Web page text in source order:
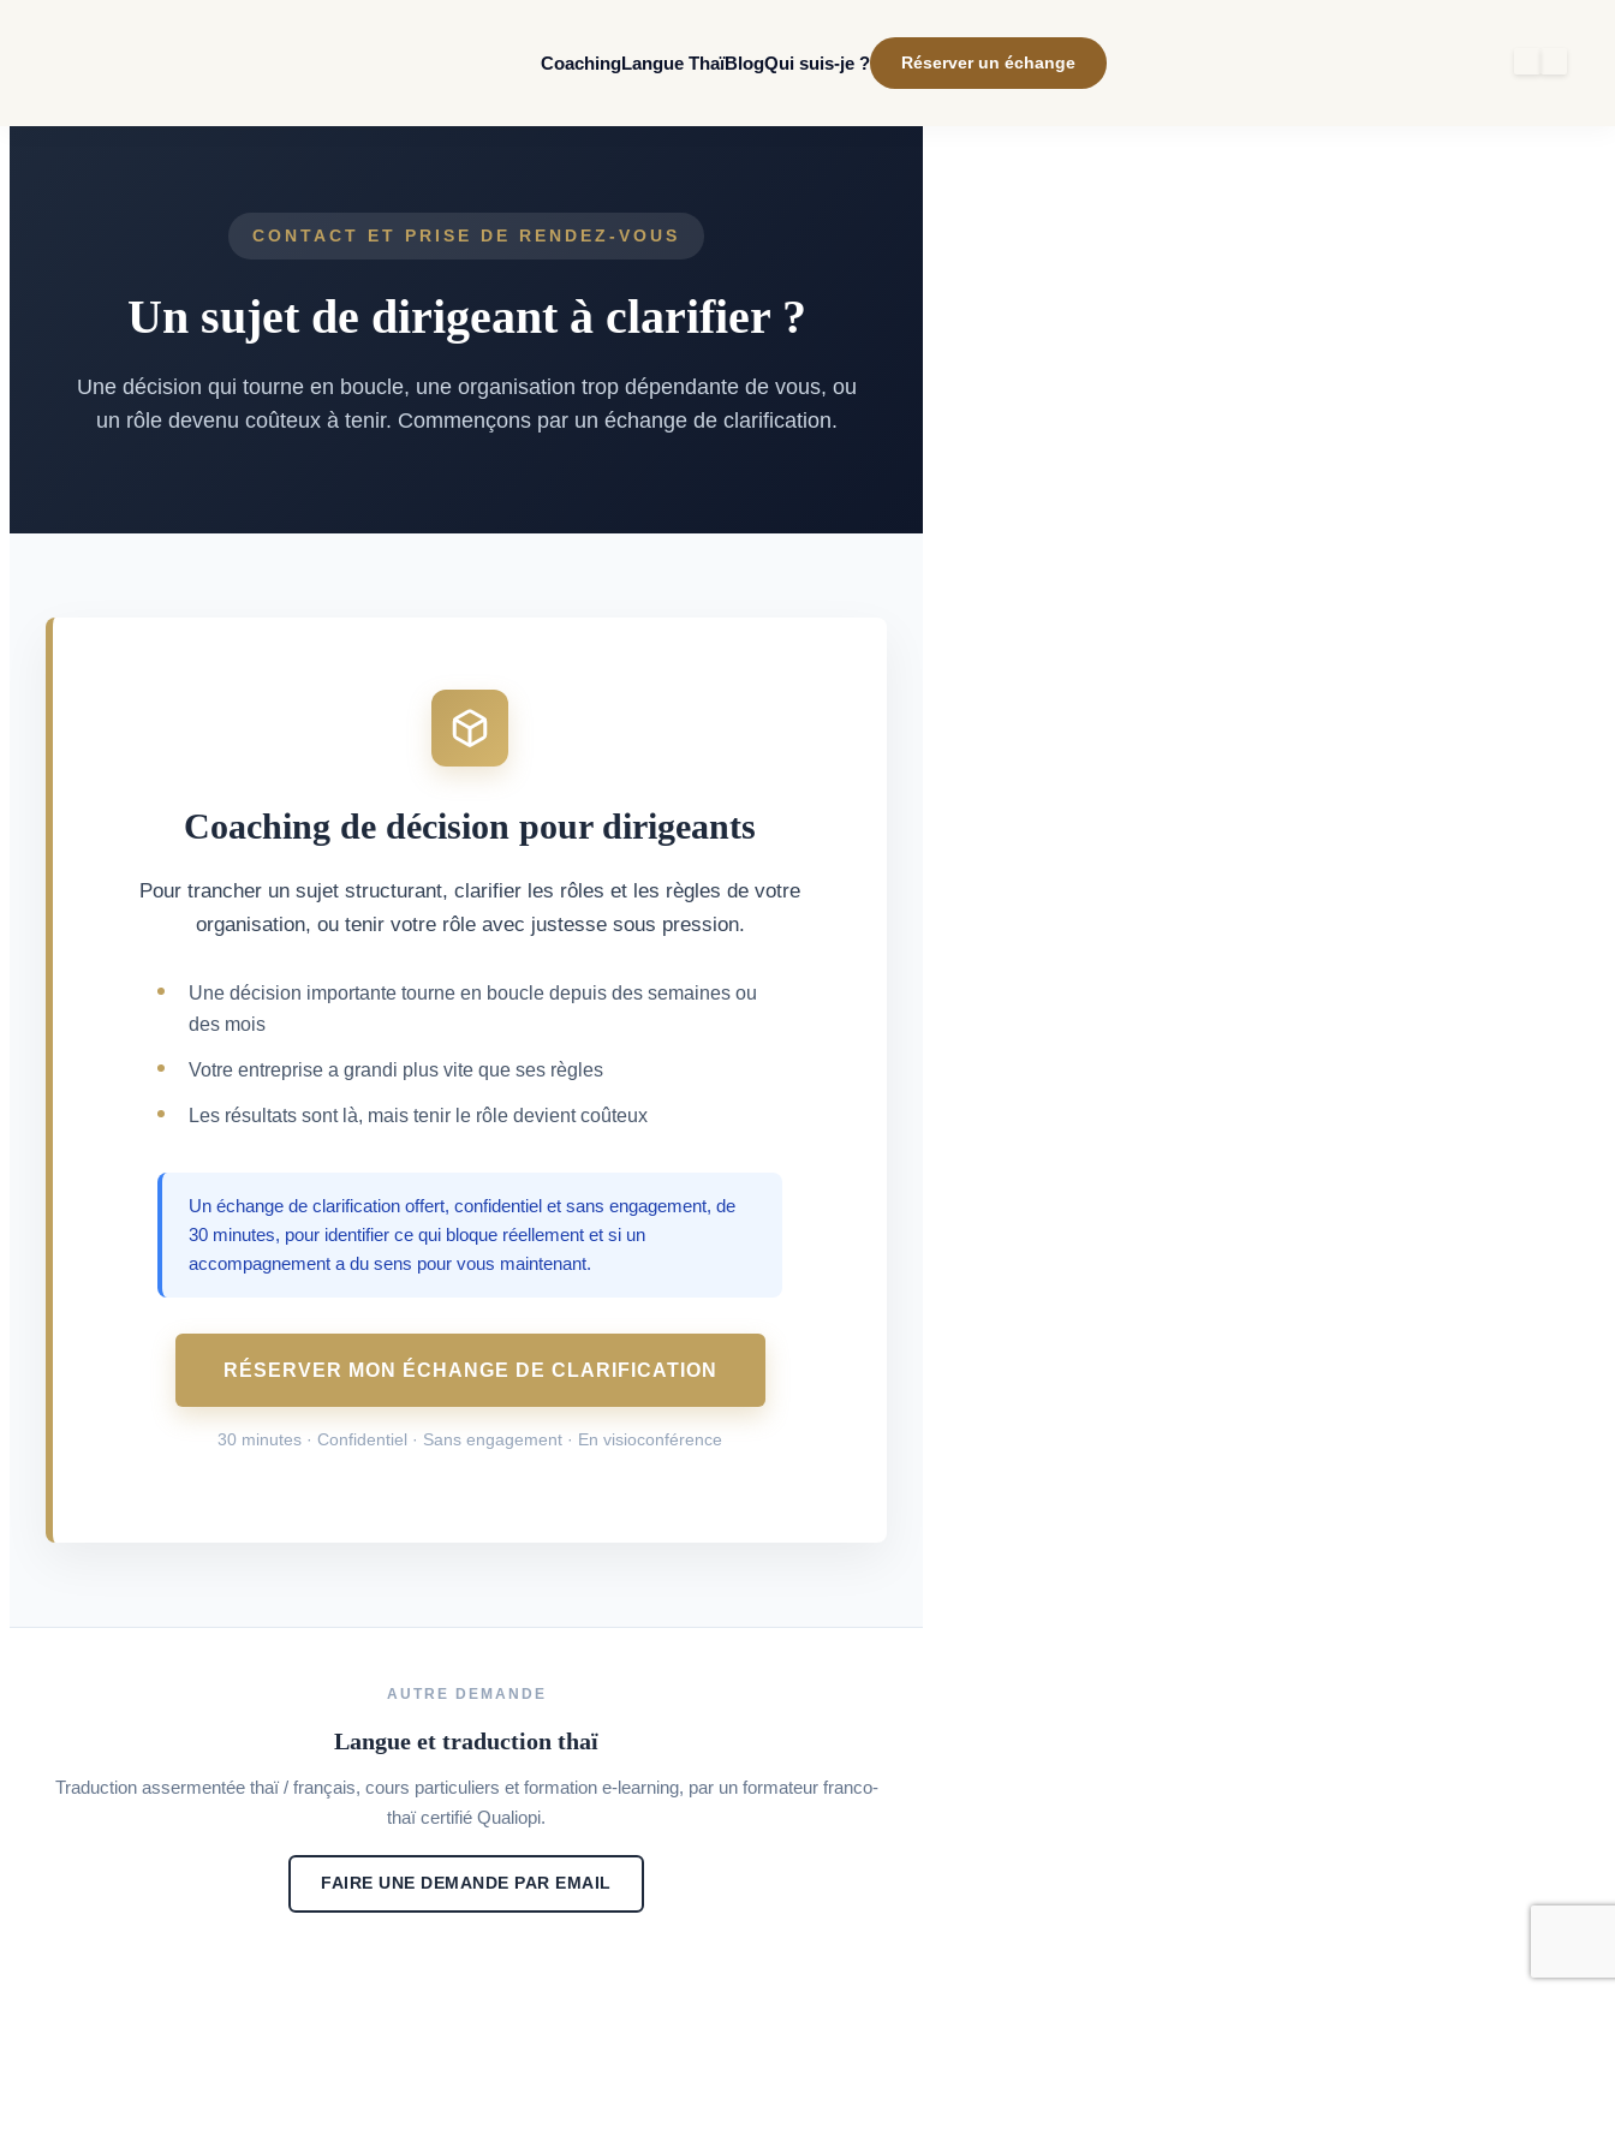
CoachingLangue ThaïBlogQui suis-je ? Réserver un échange
CONTACT ET PRISE DE RENDEZ-VOUS
Un sujet de dirigeant à clarifier ?
Une décision qui tourne en boucle, une organisation trop dépendante de vous, ou
un rôle devenu coûteux à tenir. Commençons par un échange de clarification.
Coaching de décision pour dirigeants
Pour trancher un sujet structurant, clarifier les rôles et les règles de votre
organisation, ou tenir votre rôle avec justesse sous pression.
Une décision importante tourne en boucle depuis des semaines ou
des mois
Votre entreprise a grandi plus vite que ses règles
Les résultats sont là, mais tenir le rôle devient coûteux
Un échange de clarification offert, confidentiel et sans engagement, de
30 minutes, pour identifier ce qui bloque réellement et si un
accompagnement a du sens pour vous maintenant.
RÉSERVER MON ÉCHANGE DE CLARIFICATION
30 minutes · Confidentiel · Sans engagement · En visioconférence
AUTRE DEMANDE
Langue et traduction thaï
Traduction assermentée thaï / français, cours particuliers et formation e-learning, par un formateur franco-
thaï certifié Qualiopi.
FAIRE UNE DEMANDE PAR EMAIL